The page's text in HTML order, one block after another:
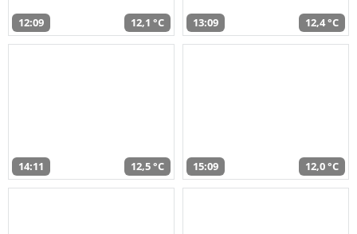
12:09 12,1 °C 13:09 12,4 °C
14:11 12,5 °C 15:09 12,0 °C